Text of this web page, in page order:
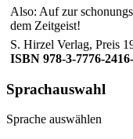
Also: Auf zur
dem Zeitgeist!
S. Hirzel Verlag, Preis
ISBN 978-3-7776-
Sprachauswahl
Sprache auswählen